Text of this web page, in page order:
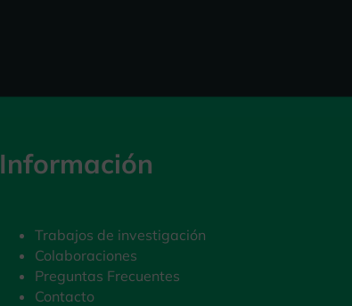
Información
Trabajos de investigación
Colaboraciones
Preguntas Frecuentes
Contacto